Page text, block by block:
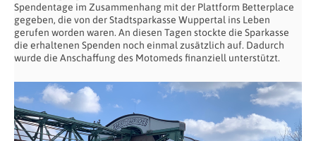
Spendentage im Zusammenhang mit der Plattform Betterplace
gegeben, die von der Stadtsparkasse Wuppertal ins Leben
gerufen worden waren. An diesen Tagen stockte die Sparkasse
die erhaltenen Spenden noch einmal zusätzlich auf. Dadurch
wurde die Anschaffung des Motomeds finanziell unterstützt.